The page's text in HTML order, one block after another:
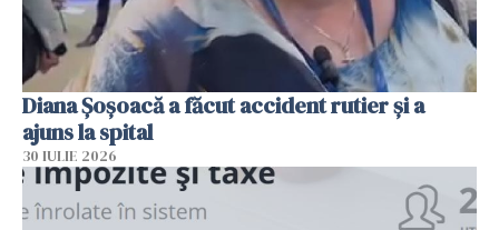
Diana Șoșoacă a făcut accident rutier și a
ajuns la spital
30 IULIE 2026